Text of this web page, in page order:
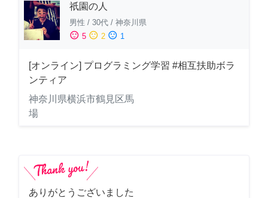
祇園の人
男性 / 30代 / 神奈川県
sentiment_satisfied 5 sentiment_neutral 2 sentiment_dissatisfied 1
[オンライン] プログラミング学習 #相互扶助ボラ
ンティア
神奈川県横浜市鶴見区馬
場
ありがとうございました